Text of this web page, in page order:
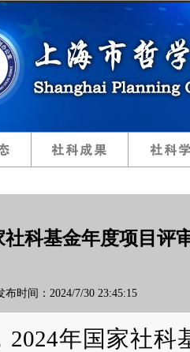
社科基金年度项目评
布时间：2024/7/30 23:45:15
2024年国家社科